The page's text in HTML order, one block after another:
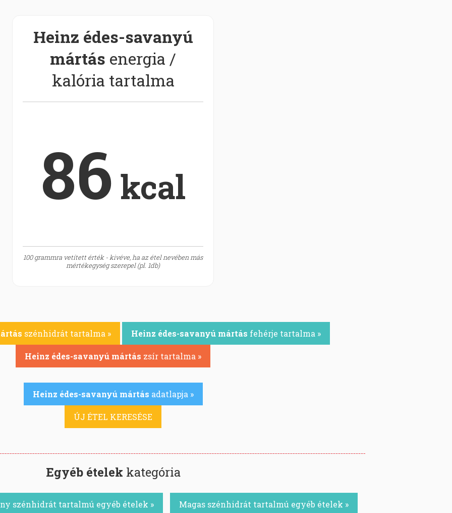
Heinz édes-savanyú
mártás energia /
kalória tartalma
86 kcal
100 grammra vetített érték - kivéve, ha az étel nevében más
mértékegység szerepel (pl. 1db)
szénhidrát tartalma » Heinz édes-savanyú mártás fehérje tartalma »
Heinz édes-savanyú mártás zsír tartalma »
Heinz édes-savanyú mártás adatlapja »
ÚJ ÉTEL KERESÉSE
Egyéb ételek kategória
szénhidrát tartalmú egyéb ételek » Magas szénhidrát tartalmú egyéb ételek »